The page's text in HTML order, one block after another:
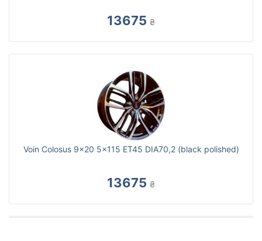
13675 ₴
Voin Colosus 9x20 5x115 ET45 DIA70,2 (black polished)
13675 ₴